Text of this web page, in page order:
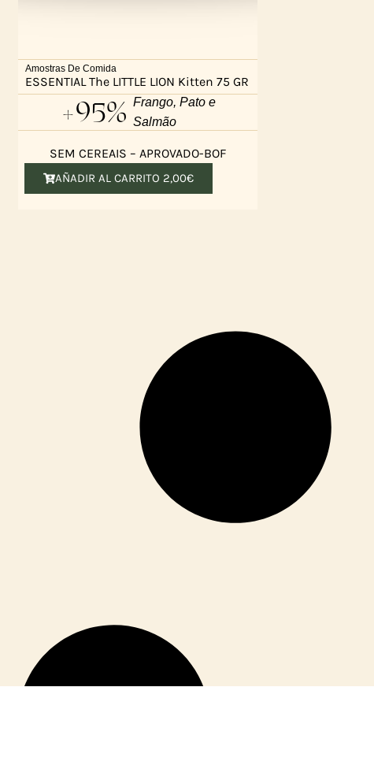
Amostras De Comida
ESSENTIAL The LITTLE LION Kitten 75 GR
+95% Frango, Pato e
Salmão
SEM CEREAIS – APROVADO-BOF
AÑADIR AL CARRITO 2,00€